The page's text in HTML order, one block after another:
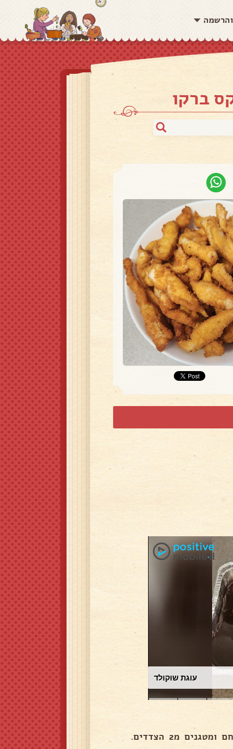
ברקו
עוגת שוקולד
מ2 הצדדים.